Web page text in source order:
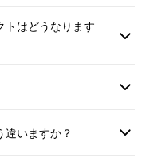
連
※以下のような応援
・受け取らなかった
トはどうなります
違いますか？